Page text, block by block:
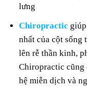
lưng
Chiropractic
nhất của cột sống
lên rễ thần kinh,
Chiropractic cũng
hệ miễn dịch và